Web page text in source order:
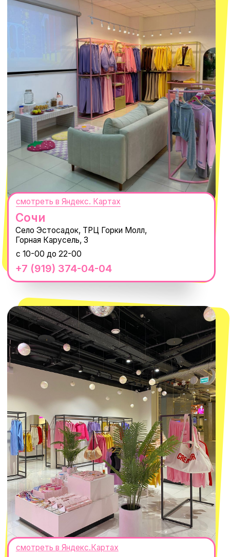
ИП Проворный Алексей Алексеевич
ИНН 667114098580
ОГРНИП 320665800076581
Telegram
WhatsApp
8 800 550-06-92
macrocosm_store@mail.ru
КОНТАКТЫ
Оплата долями
Size guide
ПОКУПАТЕЛЯМ
Вакансии
Реквизиты
Магазины
Наши путешествия
Наши проекты
Новости
Каталог
О КОМПАНИИ
© 2021-2025 Macrocosm ®
Нажимая "Подписаться", вы соглашаетесь с
Политикой обработки
Согласием на рассылку электронных
ПОДПИСАТЬСЯ
@MACROCOSM_STORE
MACROCOSM
000+ подписчиков
14'000+ подписчиков в нашем Telegram-канале
Оферта
Пользовательское соглашение
данных